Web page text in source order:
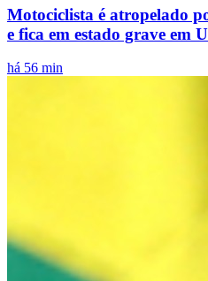
Motociclista é atropelado
e fica em estado grave em
há 56 min